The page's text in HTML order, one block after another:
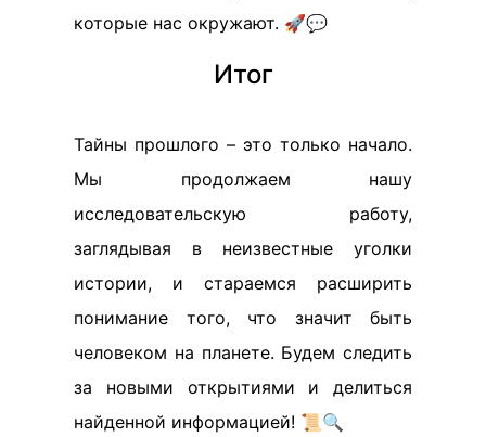
которые нас окружают. 🚀💬
Итог
Тайны прошлого – это только начало.
Мы продолжаем нашу
исследовательскую работу,
заглядывая в неизвестные уголки
истории, и стараемся расширить
понимание того, что значит быть
человеком на планете. Будем следить
за новыми открытиями и делиться
найденной информацией! 📜🔍